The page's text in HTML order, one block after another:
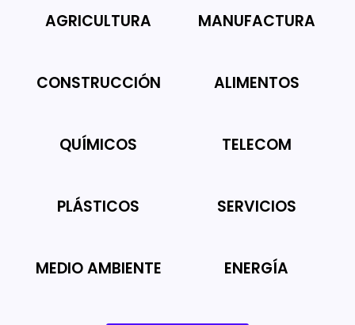
AGRICULTURA
CONSTRUCCIÓN
QUÍMICOS
PLÁSTICOS
MEDIO AMBIENTE
MANUFACTURA
ALIMENTOS
TELECOM
SERVICIOS
ENERGÍA